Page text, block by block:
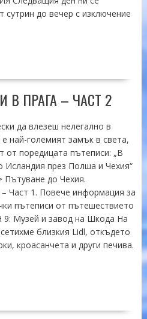
до вечер с изключение
В ПРАГА – ЧАСТ 2
да влезеш нелегално в
най-големият замък в света,
от поредицата пътеписи: „В
Исландия през Полша и Чехия“
до Чехия.
Част 1. Повече информация за
пътеписи от пътешествието
Музей и завод на Шкода На
близкия Lidl, откъдето
кроасанчета и други печива.